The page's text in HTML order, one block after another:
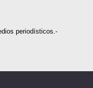
periodísticos.-